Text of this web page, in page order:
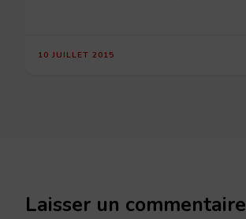
10 JUILLET 2015
Laisser un commentaire